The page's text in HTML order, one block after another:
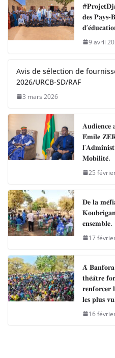
𝐝𝐞𝐬 𝐏𝐚𝐲𝐬-
9 avril
Avis de sélection de
2026/URCB-SD/RAF
3 mars 2026
𝐀𝐮𝐝𝐢𝐞𝐧𝐜𝐞
𝐄́𝐦𝐢𝐥𝐞
𝐌𝐨𝐛𝐢𝐥𝐢𝐭𝐞́.
25
𝐃𝐞 𝐥𝐚
𝐞𝐧𝐬𝐞𝐦𝐛𝐥𝐞.
17
𝐀̀
𝐭𝐡𝐞́𝐚̂𝐭𝐫𝐞
𝐫𝐞𝐧𝐟𝐨𝐫𝐜𝐞𝐫
𝐥𝐞𝐬 𝐩𝐥𝐮𝐬
16